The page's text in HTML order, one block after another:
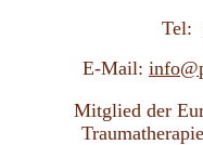
Tel:
E-Mail:
Mitglied der